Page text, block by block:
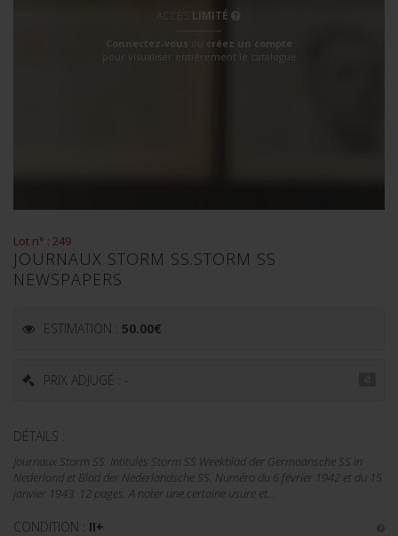
LIMITÉ
Connectez-vous ou créez un compte
pour visualiser entièrement le catalogue
Lot n° : 249
JOURNAUX STORM SS.STORM SS
NEWSPAPERS
ESTIMATION : 50.00€
PRIX ADJUGÉ : -
DÉTAILS :
Journaux Storm SS. Intitulés Storm SS Weekblad der Germaansche SS in
Nederland et Blad der Nederlandsche SS. Numéro du 6 février 1942 et du 15
janvier 1943. 12 pages. A noter une certaine usure et...
CONDITION : II+